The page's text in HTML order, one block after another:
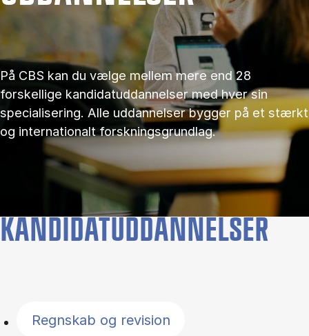
På CBS kan du vælge mellem mere end 28
forskellige kandidatuddannelser med hver sin
specialisering. Alle uddannelser bygger på et stærkt
og internationalt forskningsgrundlag.
KANDIDATUDDANNELSER
Regnskab og revision